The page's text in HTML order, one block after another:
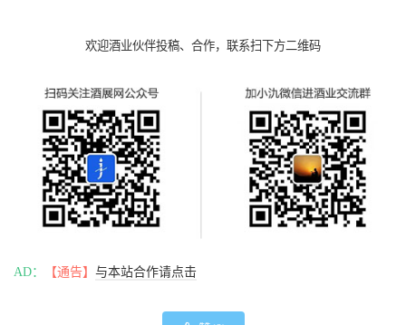
欢迎酒业伙伴投稿、合作，联系扫下方二维码
AD： 【通告】 与本站合作请点击